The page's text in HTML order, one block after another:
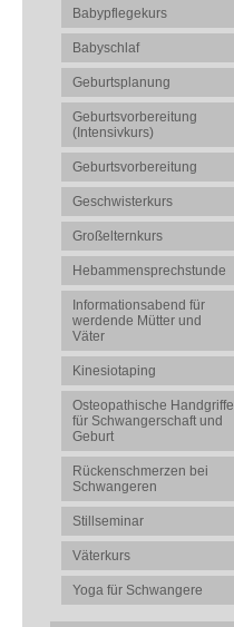
Babypflegekurs
Babyschlaf
Geburtsplanung
Geburtsvorbereitung
(Intensivkurs)
Geburtsvorbereitung
Geschwisterkurs
Großelternkurs
Hebammensprechstunde
Informationsabend für
werdende Mütter und
Väter
Kinesiotaping
Osteopathische Handgriffe
für Schwangerschaft und
Geburt
Rückenschmerzen bei
Schwangeren
Stillseminar
Väterkurs
Yoga für Schwangere